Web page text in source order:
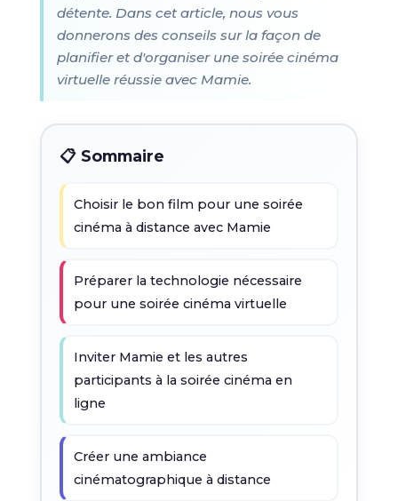
détente. Dans cet article, nous vous
donnerons des conseils sur la façon de
planifier et d'organiser une soirée cinéma
virtuelle réussie avec Mamie.
📋 Sommaire
Choisir le bon film pour une soirée
cinéma à distance avec Mamie
Préparer la technologie nécessaire
pour une soirée cinéma virtuelle
Inviter Mamie et les autres
participants à la soirée cinéma en
ligne
Créer une ambiance
cinématographique à distance